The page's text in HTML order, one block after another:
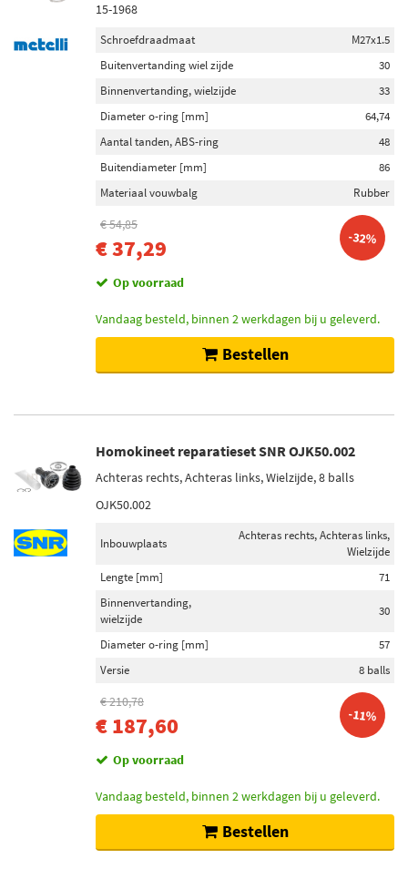
15-1968
Schroefdraadmaat
M27x1.5
Buitenvertanding wiel zijde
30
Binnenvertanding, wielzijde
33
Diameter o-ring [mm]
64,74
Aantal tanden, ABS-ring
48
Buitendiameter [mm]
86
Materiaal vouwbalg
Rubber
€ 54,85
€ 37,29 -32%
Op voorraad
Vandaag besteld, binnen 2 werkdagen bij u geleverd.
Bestellen
Homokineet reparatieset SNR OJK50.002
Achteras rechts, Achteras links, Wielzijde, 8 balls
OJK50.002
Inbouwplaats
Achteras rechts, Achteras links,
Wielzijde
Lengte [mm]
71
Binnenvertanding,
wielzijde
30
Diameter o-ring [mm]
57
Versie
8 balls
€ 210,78
€ 187,60 -11%
Op voorraad
Vandaag besteld, binnen 2 werkdagen bij u geleverd.
Bestellen